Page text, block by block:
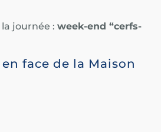
journée : week-end “cerfs-
face de la Maison